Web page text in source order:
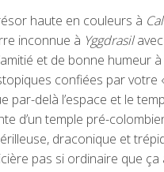
haute en couleurs à
inconnue à Yggdrasil
et de bonne humeur à
confiées par votre
par-delà l’espace et le
d’un temple pré-
draconique et
pas si ordinaire que ça